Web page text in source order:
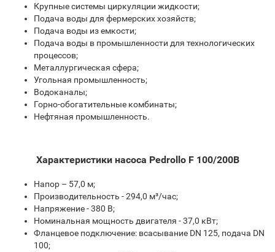
Крупные системы циркуляции жидкости;
Подача воды для фермерских хозяйств;
Подача воды из емкости;
Подача воды в промышленности для технологических
процессов;
Металлургическая сфера;
Угольная промышленность;
Водоканалы;
Горно-обогатительные комбинаты;
Нефтяная промышленность.
Характеристики насоса Pedrollo F 100/200B
Напор – 57,0 м;
Производительность - 294,0 м³/час;
Напряжение - 380 В;
Номинальная мощность двигателя - 37,0 кВт;
Фланцевое подключение: всасывание DN 125, подача DN
100;